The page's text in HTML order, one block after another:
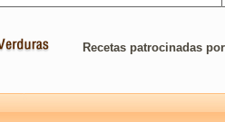
Recetas patrocinadas